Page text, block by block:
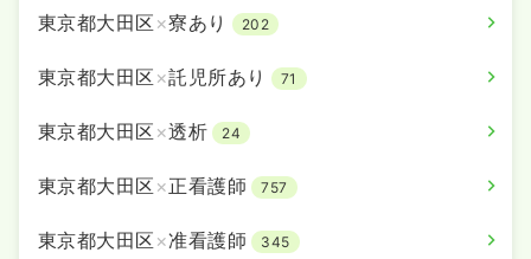
気になる
訪問診療 正看護師
東京都大田区 ×寮あり 202
東京都大田区 ×託児所あり 71
東京都大田区 ×透析 24
東京都大田区 ×正看護師 757
東京都大田区 ×准看護師 345